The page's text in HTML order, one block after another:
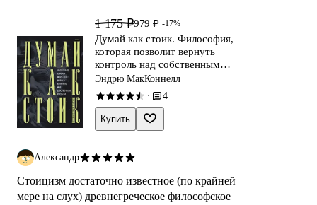
1 175 ₽979 ₽ -17%
Думай как стоик. Философия,
которая позволит вернуть
контроль над собственным
разумом
Эндрю МакКоннелл
· 4
Купить
Александр
Стоицизм достаточно известное (по крайней
мере на слух) древнегреческое философское